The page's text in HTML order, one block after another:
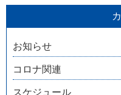
お知らせ
コロナ関連
スケジュール